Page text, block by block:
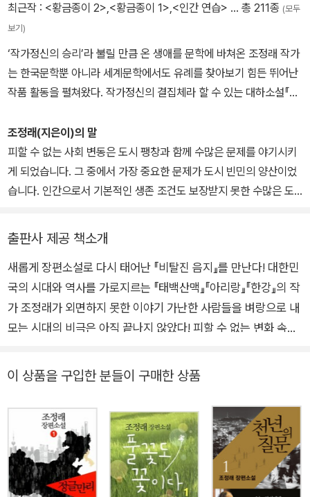
못한 큰아들은 더 이상 시골에서의 삶에는 희망이 없다며 떠난 뒤 감
감무소식이었다.
처음 서울역에 내린 복천이 어리둥절해 하며 안절부절할 때 다행히
마음 좋은 동향 떡장수 아줌마를 만나 먹고살 수 있는 방도를 찾을 수
있게 되고, 판자촌에 임시 거처마나 얻게 되었다. 처음 막노동판에 일
역시나 선점한 사람들에게 몰매만 맞고 쫓겨나 살 방도를 골돌하던
사이 땅콩장사를 해보라는 떡장수 아줌마의 조언에 따라 장사를 시작
한다. 술술 일이 풀리며 안정을 찾았다 싶은 순간 리어카를 도둑맞고
만다. 그 사이 인정머리 없는 서울에서 유일하게 호의를 베풀며 고향
중독으로 몰사하고, 리어카 도난 뒤에 징그러운 몸살을 앓고 난 복천
시간이 흘러 복천은 일에 요령을 터득하지만 부득이하게 속임수를 쓰
게 된 자신의 모습에 갈등하게 된다. 그러나 복천은 드높게 쌓아올린
부잣집을 볼 때마다 어린 시절 머슴살이 하던 박진사의 독살스런 행
태가 떠올라 서울의 부자들은 그보다 훨신 독살스러운 것들이라는 생
리화한다.
10월로 접어든 어느 날, 복천은 갑자기 모습을 감춰 궁금하던 식모 처
자를 만나게 되는데, 그녀는 술집 작부가 되어 있었다. 도둑년이라고
몰아붙이던 주인의 말과는 달리 그녀는 주인 집에서 험한 꼴을 당한
채 쫓겨나 술집을 전전하고 있었던 것이다. 복천은 그녀의 모습을 보
자 과거 자신이 당한 일이 떠올라 너무 분하고 기가 막힌다. ……
최근작 : <황금종이 2>,<황금종이 1>,<인간 연습> … 총 211종 (모두
보기)
‘작가정신의 승리’라 불릴 만큼 온 생애를 문학에 바쳐온 조정래 작가
는 한국문학뿐 아니라 세계문학에서도 유례를 찾아보기 힘든 뛰어난
작품 활동을 펼쳐왔다. 작가정신의 결집체라 할 수 있는 대하소설『태
백만 부 돌파라는 한국 출판사상 초유의 기록을 수립했다. 1943년
전라남도 승주군 선암사에서 태어나 광주 서중학교, 서 울 보성고등
학교를 거쳐 동국대학교 국어국문학과를 졸업했다. 1970년 《현대문
학》으로 등단한 후, 왜곡된 민족사에서 개인이 처한 한계에 이르기까
다』『정글만리』『허수아비춤』『사람의 탈』『인간 연습』『비탈진 음지』
『황토』『불놀이』『대장경』, 중단편소설집『그림자 접목』『외면하는 벽』
『유형의 땅』『상실의 풍경』『어떤 솔거의 죽음』등을 발표했다. 산문집
으로『누구나 홀로 선 나무』『황홀한 글감옥』『조정래의 시선』『조정래
사진 여행: 길』과 함께, 문학 인생 50년을 담은『홀로 쓰고, 함께 살
구』『박태준』『세종대왕』『이순신』을 발표했다. 현대문학상, 대한민국
문학상, 단재문학상, 노신문학상, 광주문화예술상, 만해대상, 현대불
교문학상, 심훈문학대상 등을 수상했고, 은관문화훈장을 수훈했다.
조정래 작가의 작품은 영어·프랑스어·독일어·일본어 등으로 세계 곳
곳에서 번역 출간되었고, 영화·오페라·뮤지컬·만화로 만들어졌으며,
TV 드라마 등으로도 제작되고 있다.
조정래(지은이)의 말
피할 수 없는 사회 변동은 도시 팽창과 함께 수많은 문제를 야기시키
게 되었습니다. 그 중에서 가장 중요한 문제가 도시 빈민의 양산이었
습니다. 인간으로서 기본적인 생존 조건도 보장받지 못한 수많은 도
증을 작가로서 외면할 수 없어서 ‘무작정 상경 1세대’의 얘기를 쓴 것
이 ?비탈진 음지?입니다.……‘굶주리는 사람이 단 하나만 있어도 그
건 우리 모두의 책임이다’. 시인 릴케의 고통스러운 읊조림입니다. 하
물며 소설가로서 오늘의 우리 현실을 어떻게 바라보아야 하겠습니까.
독자들 또한 별개의 존재가 아니라 우리 사회의 일원입니다. 『비탈진
음지』를 읽을 필요가 없는 날이 하루 빨리 오기를 고대합니다.
출판사 제공 책소개
새롭게 장편소설로 다시 태어난 『비탈진 음지』를 만난다! 대한민
국의 시대와 역사를 가로지르는 『태백산맥』『아리랑』『한강』의 작
가 조정래가 외면하지 못한 이야기 가난한 사람들을 벼랑으로 내
모는 시대의 비극은 아직 끝나지 않았다! 피할 수 없는 변화 속에
던 세대의 비극과 시대의 아픔 40년이 넘는 작가생활 동안 한국
랑』『한강』 32권을 집필하며 문학사에 기념비를 세운 조정래 작
가. 그가 40년 전 국민소득 150달러였던 시대의 이야기를 오늘
에 다시 들추는 이유는 무엇이며, 그가 미처 외면할 수 없었다고
말하는 진실은 무엇인가. 1973년 처음 발표되었으며, 1999년도
<조정래문학전집>(전9권) 네 번째 책 『비탈진 음지』에 '황토'와
이 상품을 구입한 분들이 구매한 상품